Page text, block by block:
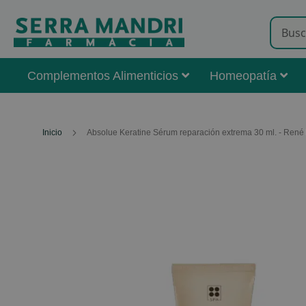
Complementos Alimenticios Homeopatía
Inicio Absolue Keratine Sérum reparación extrema 30 ml. - René